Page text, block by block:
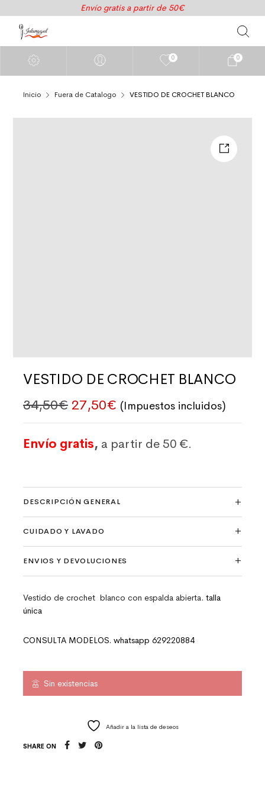
Envío gratis a partir de 50€
0 0
Inicio Fuera de Catalogo VESTIDO DE CROCHET BLANCO
VESTIDO DE CROCHET BLANCO
34,50€ El precio original era: 34,50€.
27,50€ El precio actual es:
(Impuestos incluidos)
Vestido de crochet blanco con espalda abierta. talla
única
CONSULTA MODELOS. whatsapp 629220884
Envío gratis, a partir de 50 €.
Sin existencias
Añadir a la lista de deseos
DESCRIPCIÓN GENERAL
CUIDADO Y LAVADO
ENVIOS Y DEVOLUCIONES
SHARE ON